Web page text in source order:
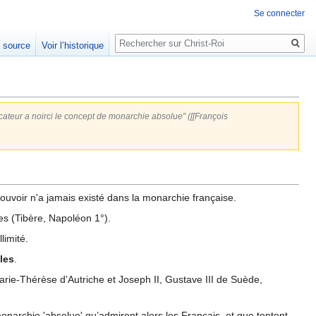
a noirci le concept de monarchie absolue" ([[François
n'a jamais existé dans la monarchie française.
(Tibère, Napoléon 1°).
Thérèse d’Autriche et Joseph II, Gustave III de Suède,
Se connecter
source Voir l’historique
Rechercher